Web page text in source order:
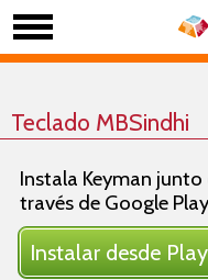
Teclado MBSindhi
Instala Keyman
través de Google
Instalar desde